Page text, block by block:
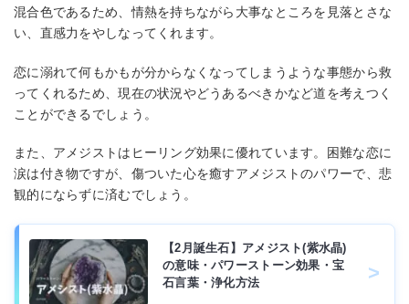
混合色であるため、情熱を持ちながら大事なところを見落とさな
い、直感力をやしなってくれます。
恋に溺れて何もかもが分からなくなってしまうような事態から救
ってくれるため、現在の状況やどうあるべきかなど道を考えつく
ことができるでしょう。
また、アメジストはヒーリング効果に優れています。困難な恋に
涙は付き物ですが、傷ついた心を癒すアメジストのパワーで、悲
観的にならずに済むでしょう。
【2月誕生石】アメジスト(紫水晶)
の意味・パワーストーン効果・宝
石言葉・浄化方法